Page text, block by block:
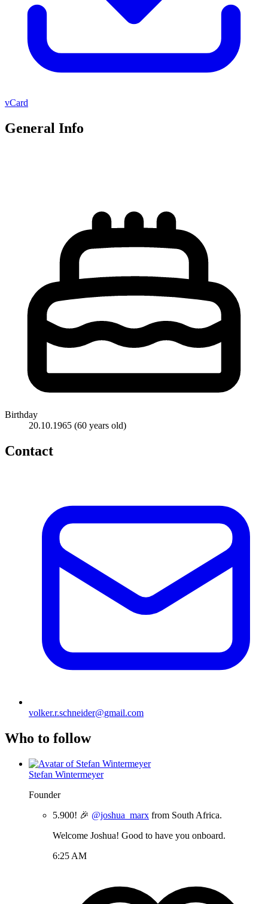
vCard
General Info
Birthday
20.10.1965 (60 years old)
Contact
volker.r.schneider@gmail.com
Who to follow
Stefan Wintermeyer
Founder
5.900! 🎉 @joshua_marx from South Africa.
Welcome Joshua! Good to have you onboard.
6:25 AM